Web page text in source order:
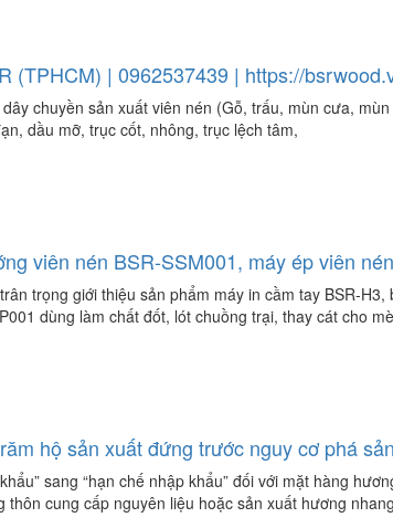
(TPHCM) | 0962537439 | https://
chuyền sản xuất viên nén (Gỗ, trấu, mùn cưa,
dầu mỡ, trục cốt, nhông, trục lệch tâm,
viên nén BSR-SSM001, máy ép viên
trọng giới thiệu sản phẩm máy in cầm tay BSR-
dùng làm chất đốt, lót chuồng trại, thay cát cho
hộ sản xuất đứng trước nguy cơ phá
sang “hạn chế nhập khẩu” đối với mặt hàng
cung cấp nguyên liệu hoặc sản xuất hương